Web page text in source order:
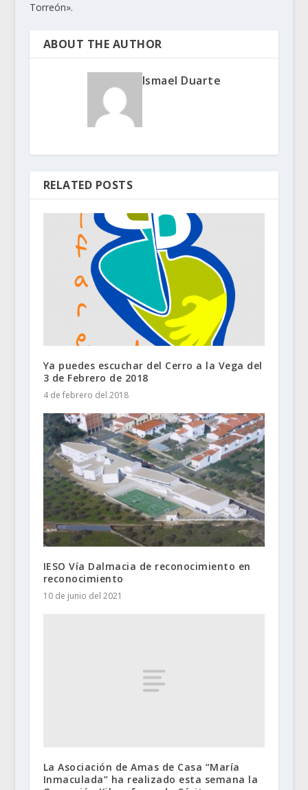
Torreón».
ABOUT THE AUTHOR
Ismael Duarte
RELATED POSTS
Ya puedes escuchar del Cerro a la Vega del
3 de Febrero de 2018
4 de febrero del 2018
IESO Vía Dalmacia de reconocimiento en
reconocimiento
10 de junio del 2021
La Asociación de Amas de Casa “María
Inmaculada” ha realizado esta semana la